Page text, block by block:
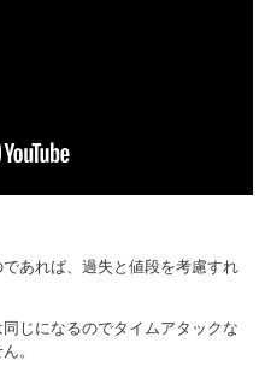
あれば、過失と値段を考慮すれ
じになるのでタイムアタックな
。